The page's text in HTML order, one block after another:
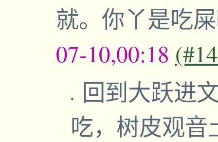
就。你丫是吃
07-10,00:18
回到大跃进
吃，树皮观音